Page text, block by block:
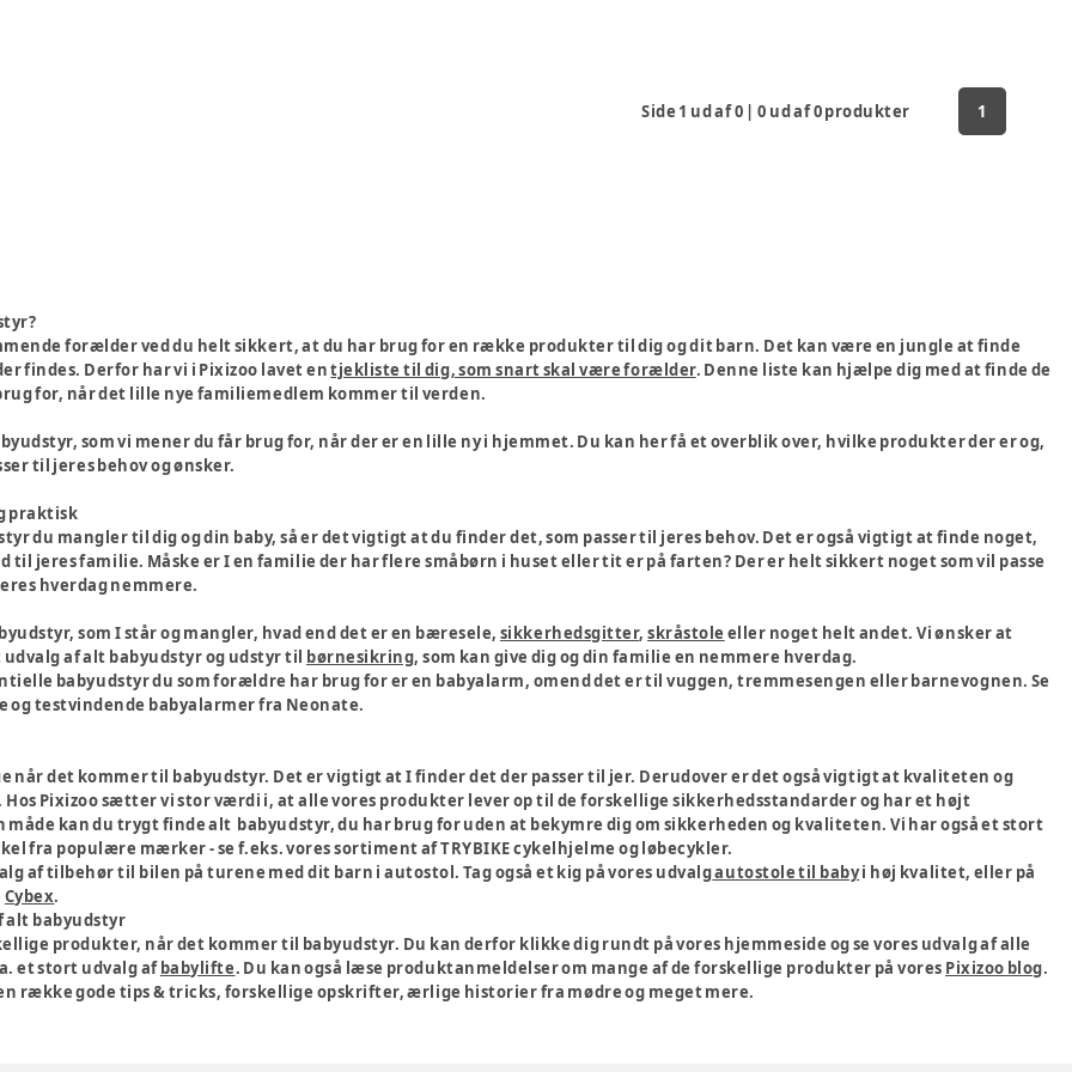
Side 1 ud af0 |0 ud af0produkter 1
forælder ved du helt sikkert, at du har brug for en række produkter til dig og dit barn. Det kan være en jungle at finde
findes. Derfor har vi i Pixizoo lavet entjekliste til dig, som snart skal være forælder. Denne liste kan hjælpe dig med at finde de
for, når det lille nye familiemedlem kommer til verden.
som vi mener du får brug for, når der er en lille ny i hjemmet. Du kan her få et overblik over, hvilke produkter der er og,
til jeres behov og ønsker.
praktisk
du mangler til dig og din baby, så er det vigtigt at du finder det, som passer til jeres behov. Det er også vigtigt at finde noget,
til jeres familie. Måske er I en familie der har flere småbørn i huset eller tit er på farten? Der er helt sikkert noget som vil passe
hverdag nemmere.
som I står og mangler, hvad end det er en bæresele, sikkerhedsgitter,skråstole eller noget helt andet. Vi ønsker at
af alt babyudstyr og udstyr til børnesikring, som kan give dig og din familie en nemmere hverdag.
babyudstyr du som forældre har brug for er en babyalarm, omend det er til vuggen, tremmesengen eller barnevognen. Se
og testvindende babyalarmer fra Neonate.
når det kommer til babyudstyr. Det er vigtigt at I finder det der passer til jer. Derudover er det også vigtigt at kvaliteten og
Pixizoo sætter vi stor værdi i, at alle vores produkter lever op til de forskellige sikkerhedsstandarder og har et højt
måde kan du trygt finde alt babyudstyr, du har brug for uden at bekymre dig om sikkerheden og kvaliteten. Vi har også et stort
fra populære mærker - se f.eks. vores sortiment af TRYBIKE cykelhjelme og løbecykler.
af tilbehør til bilen på turene med dit barn i autostol. Tag også et kig på vores udvalgautostole til babyi høj kvalitet, eller på
Cybex.
alt babyudstyr
produkter, når det kommer til babyudstyr. Du kan derfor klikke dig rundt på vores hjemmeside og se vores udvalg af alle
et stort udvalg afbabylifte. Du kan også læse produktanmeldelser om mange af de forskellige produkter på vores Pixizoo blog.
række gode tips & tricks, forskellige opskrifter, ærlige historier fra mødre og meget mere.